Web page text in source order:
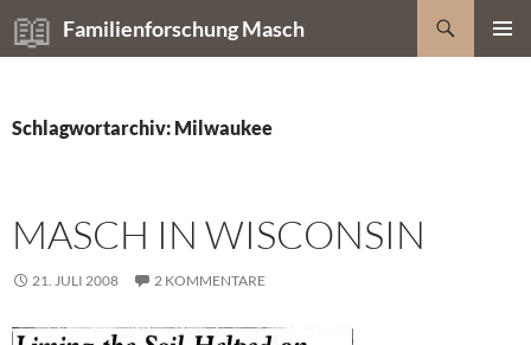
Zum
Inhalt
Familienforschung Masch
Suchen
Schlagwortarchiv: Milwaukee
MASCH IN WISCONSIN
21. JULI 2008 2 KOMMENTARE